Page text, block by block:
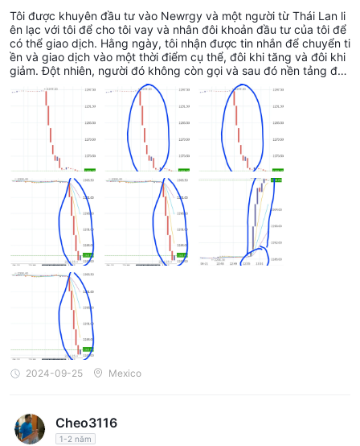
Tôi được khuyên đầu tư vào Newrgy và một người từ Thái Lan li
ên lạc với tôi để cho tôi vay và nhân đôi khoản đầu tư của tôi để
có thể giao dịch. Hằng ngày, tôi nhận được tin nhắn để chuyển ti
ền và giao dịch vào một thời điểm cụ thể, đôi khi tăng và đôi khi
giảm. Đột nhiên, người đó không còn gọi và sau đó nền tảng đã
khóa khoản tiền của tôi. Và đột nhiên, toàn bộ số tiền đầu tư đã
biến mất cùng với P/L của Forex.
2024-09-25 Mexico
Cheo3116
1-2 năm